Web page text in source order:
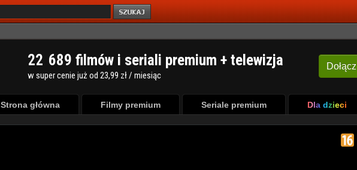
Dołącz
22 689 filmów i seriali premium + telewizja
w super cenie już od 23,99 zł / miesiąc
Strona główna Filmy premium Seriale premium Dla dzieci